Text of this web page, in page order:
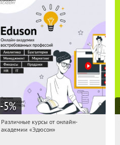
-5%
17:31:41 Получили:
Различные курсы от онлайн-
академии «Эдюсон»